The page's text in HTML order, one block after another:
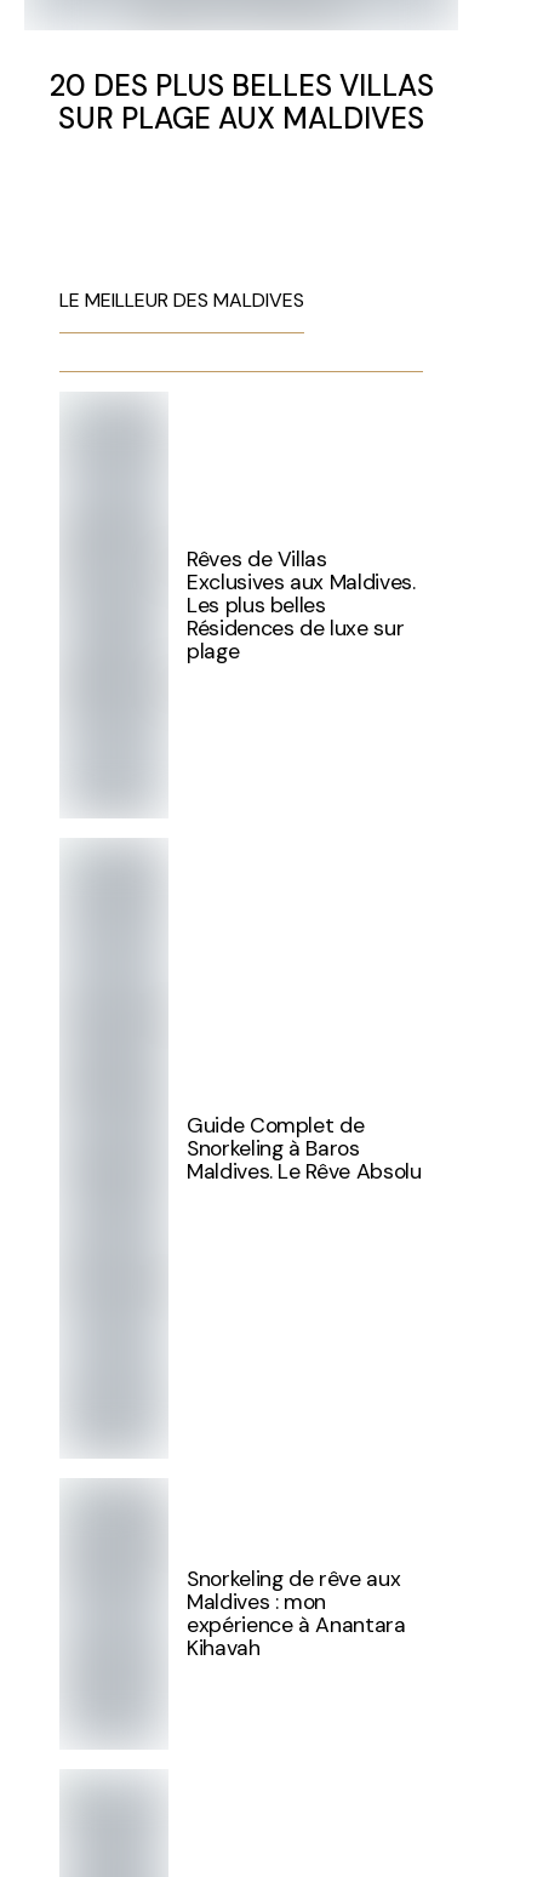
20 DES PLUS BELLES VILLAS
SUR PLAGE AUX MALDIVES
LE MEILLEUR DES MALDIVES
Rêves de Villas
Exclusives aux Maldives.
Les plus belles
Résidences de luxe sur
plage
Guide Complet de
Snorkeling à Baros
Maldives. Le Rêve Absolu
Snorkeling de rêve aux
Maldives : mon
expérience à Anantara
Kihavah